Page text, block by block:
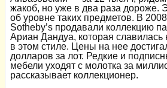
жакоб, но уже в два раза дороже.
об уровне таких предметов. В
Sotheby’s продавали коллекцию
Ариан Дандуа, которая славилась
в этом стиле. Цены на нее
долларов за лот. Редкие и
мебели уходят с молотка за
рассказывает коллекционер.